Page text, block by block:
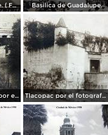
Panorama vista norte. ( Fechada el 20 de Junio de 1905 ). Basilica de Guadalupe.
La presa de Tizapan por el fotografo Fernando Kososky. ( Circulada el 22 de Diembre de 1910 ). Tlacopac por el fotografo Hugo Brehme.